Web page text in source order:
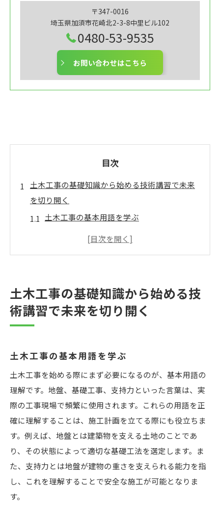
〒347-0016
埼玉県加須市花崎北2-3-8中里ビル102
0480-53-9535
お問い合わせはこちら
目次
土木工事の基礎知識から始める技術講習で未来
を切り開く
土木工事の基本用語を学ぶ
基礎工事の重要性とその役割
現場でのコミュニケーションスキル向上
環境に配慮した施工法
実務で役立つ土木工事の技術講習を活用しよう
講習で学べる実践的テクニック
資格取得に向けた講習内容
土木工事の効率化を図る技術
トラブルシューティング能力を養う
現場での迅速な意思決定を学ぶ
土木工事技術講習で身に付けるべき重要スキル
とは
プロジェクトマネジメントの基礎
土木工事の基礎知識から始める技
術講習で未来を切り開く
土木工事の基本用語を学ぶ
土木工事を始める際にまず必要になるのが、基本用語の
理解です。地盤、基礎工事、支持力といった言葉は、実
際の工事現場で頻繁に使用されます。これらの用語を正
確に理解することは、施工計画を立てる際にも役立ちま
す。例えば、地盤とは建築物を支える土地のことであ
り、その状態によって適切な基礎工法を選定します。ま
た、支持力とは地盤が建物の重さを支えられる能力を指
し、これを理解することで安全な施工が可能となりま
す。